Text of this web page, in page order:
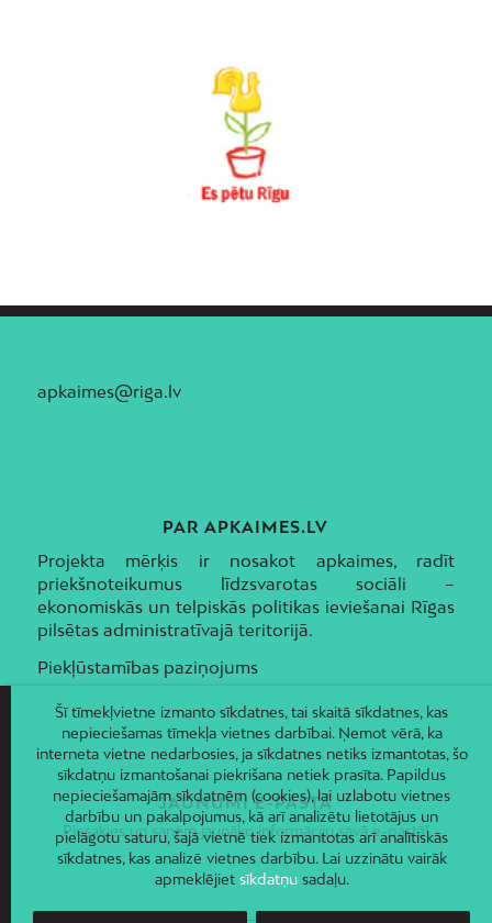
apkaimes@riga.lv
PAR APKAIMES.LV
Projekta mērķis ir nosakot apkaimes, radīt
priekšnoteikumus līdzsvarotas sociāli –
ekonomiskās un telpiskās politikas ieviešanai Rīgas
pilsētas administratīvajā teritorijā.
Piekļūstamības paziņojums
JAUNUMI E-PASTĀ
Piesakies un saņem jaunāko informāciju savā e-pastā!
Šī tīmekļvietne izmanto sīkdatnes, tai skaitā sīkdatnes, kas
nepieciešamas tīmekļa vietnes darbībai. Ņemot vērā, ka
interneta vietne nedarbosies, ja sīkdatnes netiks izmantotas, šo
sīkdatņu izmantošanai piekrišana netiek prasīta. Papildus
nepieciešamajām sīkdatnēm (cookies), lai uzlabotu vietnes
darbību un pakalpojumus, kā arī analizētu lietotājus un
pielāgotu saturu, šajā vietnē tiek izmantotas arī analītiskās
sīkdatnes, kas analizē vietnes darbību. Lai uzzinātu vairāk
apmeklējiet sīkdatņusadaļu.